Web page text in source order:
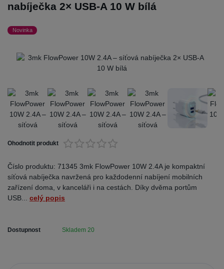
nabíječka 2× USB-A 10 W bílá
Novinka
Ohodnotit produkt
Číslo produktu: 71345 3mk FlowPower 10W 2.4A je kompaktní
síťová nabíječka navržená pro každodenní nabíjení mobilních
zařízení doma, v kanceláři i na cestách. Díky dvěma portům
USB... celý popis
Dostupnost Skladem 20